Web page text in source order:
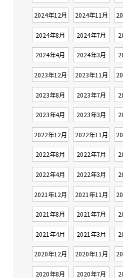
2024年12月 2024年11月
2024年8月 2024年7月
2024年4月 2024年3月
2023年12月 2023年11月
2023年8月 2023年7月
2023年4月 2023年3月
2022年12月 2022年11月
2022年8月 2022年7月
2022年4月 2022年3月
2021年12月 2021年11月
2021年8月 2021年7月
2021年4月 2021年3月
2020年12月 2020年11月
2020年8月 2020年7月